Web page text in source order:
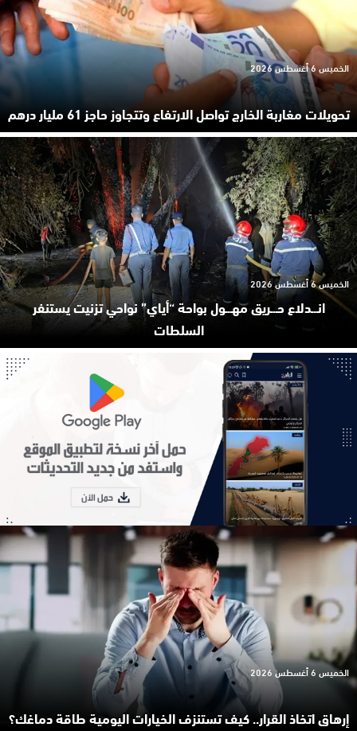
تحويلات مغاربة الخارج تواصل الارتفاع وتتجاوز حاجز 61 مليار درهم
الخميس 6 أغسطس 2026
انـ.ـدلاع حـ.ـريق مهـ.ـول بواحة “أياي” نواحي تزنيت يستنفر
السلطات
الخميس 6 أغسطس 2026
إرهاق اتخاذ القرار.. كيف تستنزف الخيارات اليومية طاقة دماغك؟
الخميس 6 أغسطس 2026